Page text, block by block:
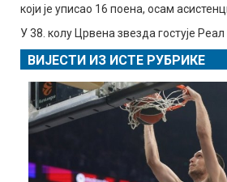
који је уписао 16 поена, осам
У 38. колу Црвена звезда гостује
ВИЈЕСТИ ИЗ ИСТЕ РУБРИКЕ